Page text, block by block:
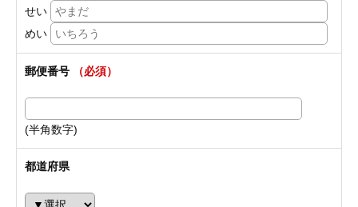
せい
めい
郵便番号 （必須）
(半角数字)
都道府県